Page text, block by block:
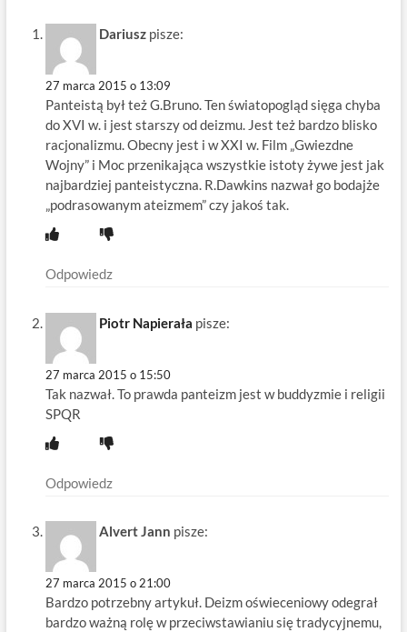
Dariusz pisze:
27 marca 2015 o 13:09
Panteistą był też G.Bruno. Ten światopogląd sięga chyba
do XVI w. i jest starszy od deizmu. Jest też bardzo blisko
racjonalizmu. Obecny jest i w XXI w. Film „Gwiezdne
Wojny” i Moc przenikająca wszystkie istoty żywe jest jak
najbardziej panteistyczna. R.Dawkins nazwał go bodajże
„podrasowanym ateizmem” czy jakoś tak.
Odpowiedz
Piotr Napierała pisze:
27 marca 2015 o 15:50
Tak nazwał. To prawda panteizm jest w buddyzmie i religii
SPQR
Odpowiedz
Alvert Jann pisze:
27 marca 2015 o 21:00
Bardzo potrzebny artykuł. Deizm oświeceniowy odegrał
bardzo ważną rolę w przeciwstawianiu się tradycyjnemu,